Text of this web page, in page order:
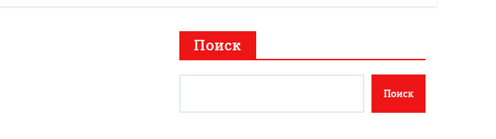
Поиск
Поиск